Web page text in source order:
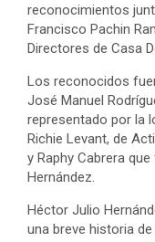
reconocimientos
Francisco Pachin
Directores de Casa
Los reconocidos
José Manuel
representado por la
Richie Levant, de
y Raphy Cabrera
Hernández.
Héctor Julio
una breve historia